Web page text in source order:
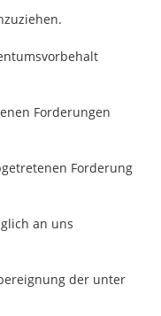
Forderungen
Forderung
an uns
der unter